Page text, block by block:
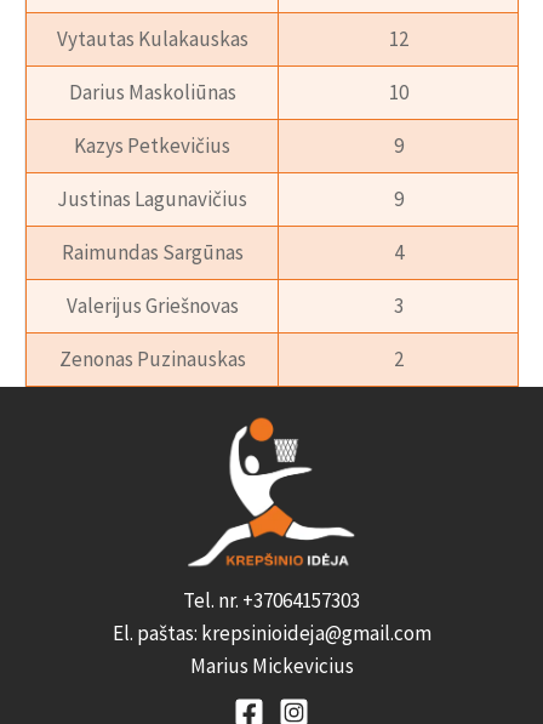
15. Darius
Songaila
65
15. Darius
Songaila
594
15. Valdemaras
Chomičius
Vytautas Kulakauskas
12
Darius Maskoliūnas
10
Kazys Petkevičius
9
Justinas Lagunavičius
9
Raimundas Sargūnas
4
Valerijus Griešnovas
3
Zenonas Puzinauskas
2
Tel. nr. +37064157303
El. paštas: krepsinioideja@gmail.com
Marius Mickevicius